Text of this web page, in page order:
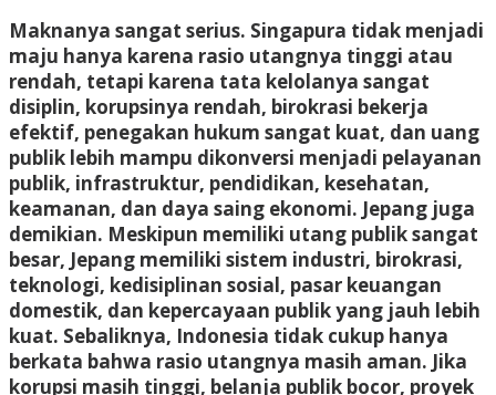
Maknanya sangat serius. Singapura tidak menjadi
maju hanya karena rasio utangnya tinggi atau
rendah, tetapi karena tata kelolanya sangat
disiplin, korupsinya rendah, birokrasi bekerja
efektif, penegakan hukum sangat kuat, dan uang
publik lebih mampu dikonversi menjadi pelayanan
publik, infrastruktur, pendidikan, kesehatan,
keamanan, dan daya saing ekonomi. Jepang juga
demikian. Meskipun memiliki utang publik sangat
besar, Jepang memiliki sistem industri, birokrasi,
teknologi, kedisiplinan sosial, pasar keuangan
domestik, dan kepercayaan publik yang jauh lebih
kuat. Sebaliknya, Indonesia tidak cukup hanya
berkata bahwa rasio utangnya masih aman. Jika
korupsi masih tinggi, belanja publik bocor, proyek